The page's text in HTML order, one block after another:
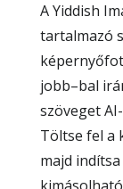
A Yiddish
tartalmazó
jobb–bal
szöveget
Töltse fel a
majd